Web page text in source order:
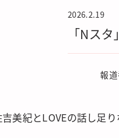
2026.2.19
「Nス
報
吉美紀とLOVEの話し足